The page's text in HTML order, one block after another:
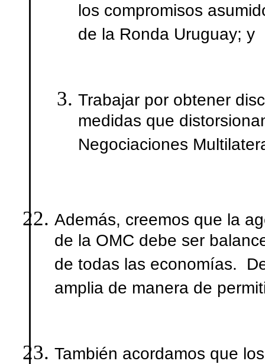
los compromisos
de la Ronda Uruguay; y
Trabajar por obtener
medidas que
Negociaciones
Además, creemos que la
de la OMC debe ser
de todas las economías.
amplia de manera de
También acordamos que